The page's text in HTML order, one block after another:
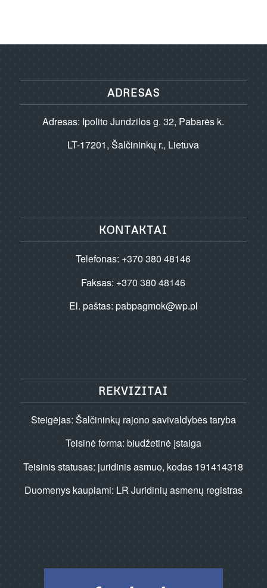
ADRESAS
Adresas: Ipolito Jundzilos g. 32, Pabarės k.
LT-17201, Šalčininkų r., Lietuva
KONTAKTAI
Telefonas: +370 380 48146
Faksas: +370 380 48146
El. paštas: pabpagmok@wp.pl
REKVIZITAI
Steigėjas: Šalčininkų rajono savivaldybės taryba
Teisinė forma: biudžetinė įstaiga
Teisinis statusas: juridinis asmuo, kodas 191414318
Duomenys kaupiami: LR Juridinių asmenų registras